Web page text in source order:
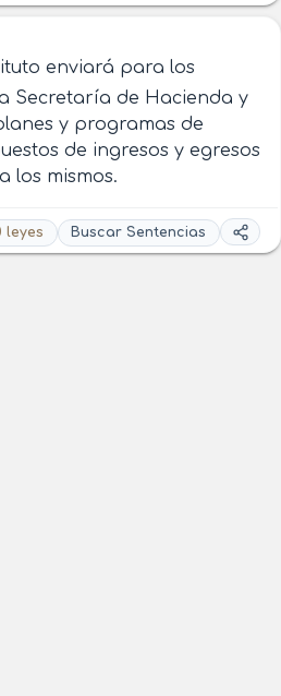
enviará para los
Secretaría de Hacienda y
y programas de
de ingresos y egresos
los mismos.
leyes Buscar Sentencias